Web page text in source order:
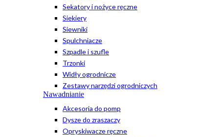
Sekatory i nożyce ręczne
Siekiery
Siewniki
Spulchniacze
Szpadle i szufle
Trzonki
Widły ogrodnicze
Zestawy narzędzi ogrodniczych
Nawadnianie
Akcesoria do pomp
Dysze do zraszaczy
Opryskiwacze ręczne